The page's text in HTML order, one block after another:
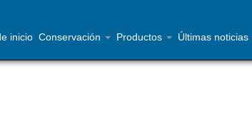
inicio Conservación Productos Últimas noticias